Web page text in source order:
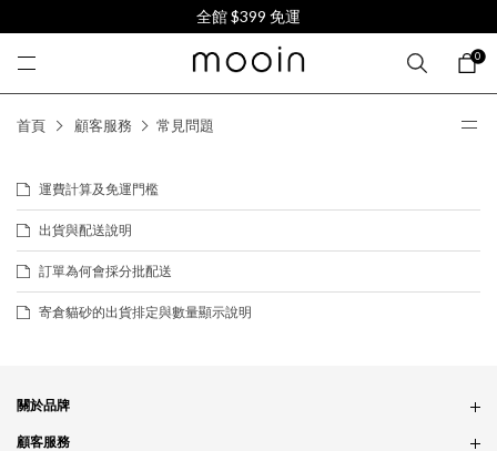
全館 $399 免運
0
首頁 顧客服務 常見問題
運費計算及免運門檻
出貨與配送說明
訂單為何會採分批配送
寄倉貓砂的出貨排定與數量顯示說明
關於品牌
品牌概念
顧客服務